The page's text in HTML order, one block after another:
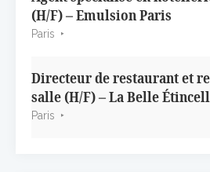
(H/F) – Emulsion Paris
Paris
Directeur de restaurant et
salle (H/F) – La Belle
Paris